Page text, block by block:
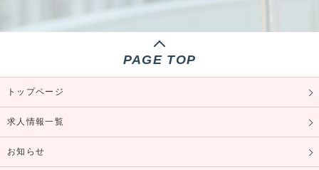
PAGE TOP
トップページ
求人情報一覧
お知らせ